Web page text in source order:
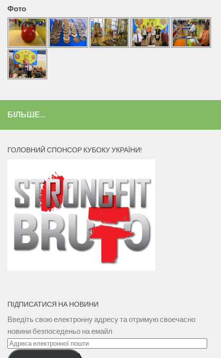
Фото
БІЛЬШЕ...
ГОЛОВНИЙ СПОНСОР КУБОКУ УКРАЇНИ!
ПІДПИСАТИСЯ НА НОВИНИ
Введіть свою електронну адресу та отримую своечасно
новини безпоседеньо на емайл
Адреса
електронної